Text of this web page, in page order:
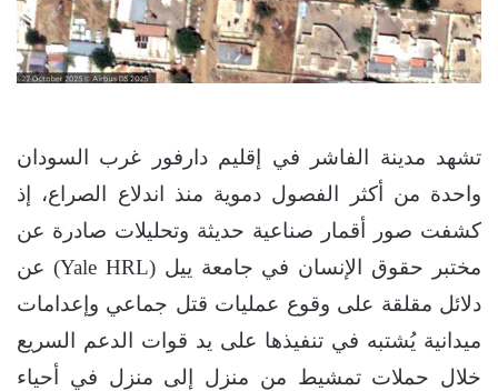
تشهد مدينة الفاشر في إقليم دارفور غرب السودان
واحدة من أكثر الفصول دموية منذ اندلاع الصراع، إذ
كشفت صور أقمار صناعية حديثة وتحليلات صادرة عن
مختبر حقوق الإنسان في جامعة ييل (Yale HRL) عن
دلائل مقلقة على وقوع عمليات قتل جماعي وإعدامات
ميدانية يُشتبه في تنفيذها على يد قوات الدعم السريع
خلال حملات تمشيط من منزل إلى منزل في أحياء